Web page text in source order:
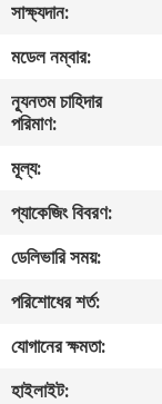
কারখানা
ভ্রমণ
নিয়ন্ত্রণ
যোগাযোগ
করুন
খবর
সাক্ষ্যদান:
মডেল নম্বার:
ন্যূনতম চাহিদার
পরিমাণ:
মূল্য:
প্যাকেজিং বিবরণ:
ডেলিভারি সময়:
পরিশোধের শর্ত:
যোগানের ক্ষমতা:
হাইলাইট: